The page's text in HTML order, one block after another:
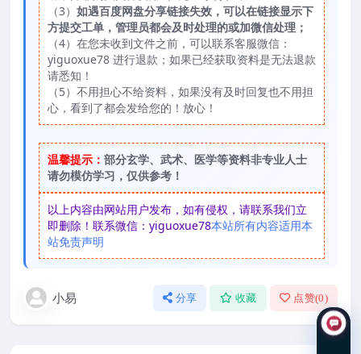
（3） 如遇百度网盘分享链接失效，可以在链接显示下
方提交工单，管理员都会及时处理的或加微信处理；
（4）在您未收到文件之前，可以联系客服微信：
yiguoxue78 进行退款；如果已经获取资料是无法退款
请悉知！
（5）不用担心不给资料，如果没有及时回复也不用担
心，看到了都会发给您的！放心！
温馨提示： 部分玄学、武术、医学等资料非专业人士
请勿模仿学习，仅供参考！
以上内容由网站用户发布，如有侵权，请联系我们立
即删除！联系微信：yiguoxue78本站所有内容适用本
站免责声明
小易 分享 收藏 点赞(0)